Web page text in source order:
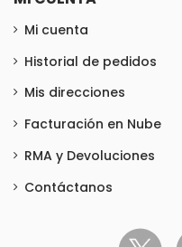
Mi cuenta
Historial de pedidos
Mis direcciones
Facturación en Nube
RMA y Devoluciones
Contáctanos